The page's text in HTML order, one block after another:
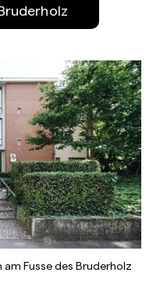
Fusse des Bruderholz